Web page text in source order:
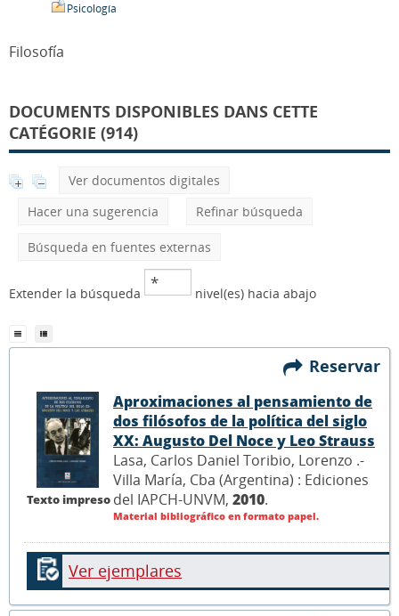
Psicología
Filosofía
DOCUMENTS DISPONIBLES DANS CETTE
CATÉGORIE (914)
Ver documentos digitales
Hacer una sugerencia
Refinar búsqueda
Búsqueda en fuentes externas
Extender la búsqueda nivel(es) hacia abajo
Reservar
Texto impreso
Aproximaciones al pensamiento de
dos filósofos de la política del siglo
XX: Augusto Del Noce y Leo Strauss
Lasa, Carlos Daniel Toribio, Lorenzo .-
Villa María, Cba (Argentina) : Ediciones
del IAPCH-UNVM, 2010.
Material bibliográfico en formato papel.
Ver ejemplares